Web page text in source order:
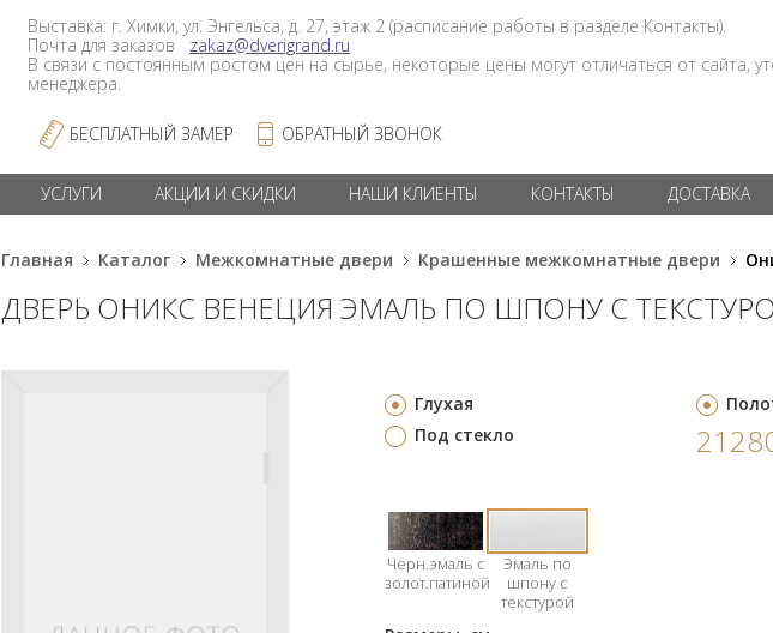
Выставка: г. Химки, ул. Энгельса, д. 27, этаж 2 (расписание работы в разделе Контакты).
Почта для заказов zakaz@dverigrand.ru
В связи с постоянным ростом цен на сырье, некоторые цены могут отличаться от сайта,
менеджера.
БЕСПЛАТНЫЙ ЗАМЕР ОБРАТНЫЙ ЗВОНОК
УСЛУГИ АКЦИИ И СКИДКИ НАШИ КЛИЕНТЫ КОНТАКТЫ ДОСТАВКА
Главная Каталог Межкомнатные двери Крашенные межкомнатные двери
ДВЕРЬ ОНИКС ВЕНЕЦИЯ ЭМАЛЬ ПО ШПОНУ С
Глухая
Под стекло
Черн.эмаль с
золот.патиной
Эмаль по
шпону с
текстурой